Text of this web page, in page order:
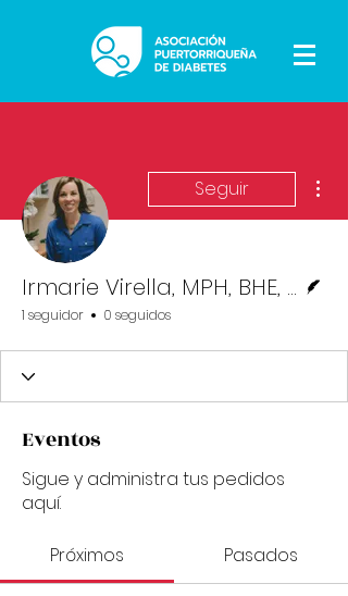
Seguir
Irmarie Virella, MPH, BHE, CHW
1 seguidor 0 seguidos
Eventos
Sigue y administra tus pedidos
aquí.
Próximos Pasados